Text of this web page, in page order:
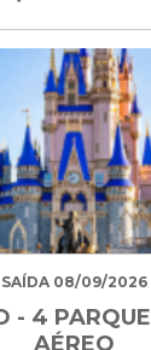
SAÍDA 08/09/2026
- 4
AÉREO